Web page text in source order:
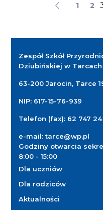
1 2
Zespół Szkół
Dziubińskiej w Tarcach
63-200 Jarocin, Tarce
NIP: 617-15-76-939
Telefon (fax): 62 747
e-mail:tarce@wp.pl
Godziny otwarcia
8:00 - 15:00
Dla uczniów
Dla rodziców
Aktualności